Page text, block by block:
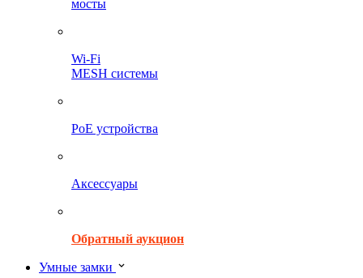
мосты
Wi-Fi
MESH системы
PoE устройства
Аксессуары
Обратный аукцион
Умные замки